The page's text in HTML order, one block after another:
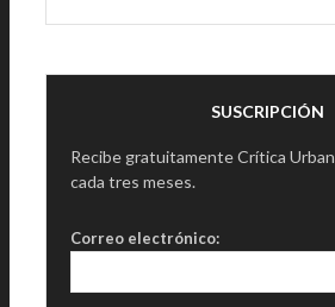
SUSCRIPCIÓN
Recibe gratuitamente Crítica
cada tres meses.
Correo electrónico: